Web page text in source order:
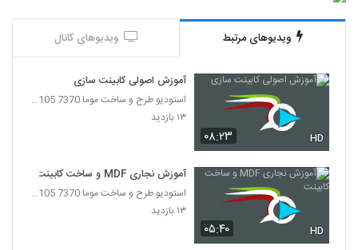
ویدیوهای مرتبط ویدیوهای کانال
۰۸:۲۳ HD
آموزش اصولی کابینت سازی
استودیو طرح و ساخت موما 7370 7105-021
۱۳ بازدید
۰۵:۴۰ HD
آموزش نجاری MDF و ساخت کابینت
استودیو طرح و ساخت موما 7370 7105-021
۱۳ بازدید